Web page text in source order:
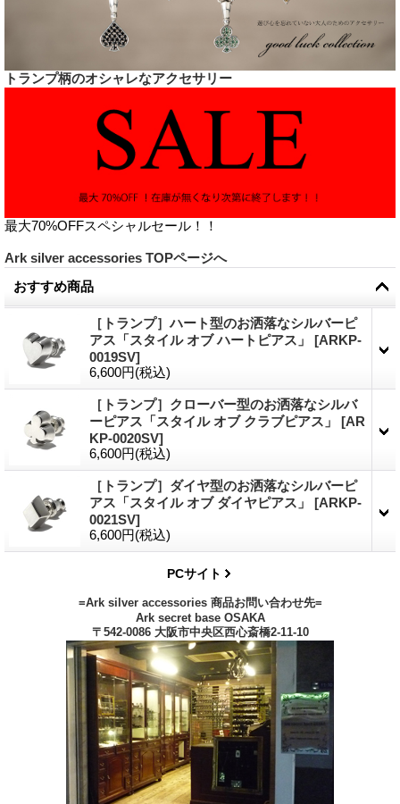
トランプ柄のオシャレなアクセサリー
最大70%OFFスペシャルセール！！
Ark silver accessories TOPページへ
おすすめ商品
［トランプ］ハート型のお洒落なシルバーピ
アス「スタイル オブ ハートピアス」 [ARKP-
0019SV]
6,600円(税込)
［トランプ］クローバー型のお洒落なシルバ
ーピアス「スタイル オブ クラブピアス」 [AR
KP-0020SV]
6,600円(税込)
［トランプ］ダイヤ型のお洒落なシルバーピ
アス「スタイル オブ ダイヤピアス」 [ARKP-
0021SV]
6,600円(税込)
PCサイト
=Ark silver accessories 商品お問い合わせ先=
Ark secret base OSAKA
〒542-0086 大阪市中央区西心斎橋2-11-10